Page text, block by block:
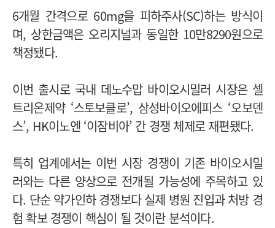
6개월 간격으로 60mg을 피하주사(SC)하는 방식이
며, 상한금액은 오리지널과 동일한 10만8290원으로
책정됐다.
이번 출시로 국내 데노수맙 바이오시밀러 시장은 셀
트리온제약 ‘스토보클로’, 삼성바이오에피스 ‘오보덴
스’, HK이노엔 ‘이잠비아’ 간 경쟁 체제로 재편됐다.
특히 업계에서는 이번 시장 경쟁이 기존 바이오시밀
러와는 다른 양상으로 전개될 가능성에 주목하고 있
다. 단순 약가인하 경쟁보다 실제 병원 진입과 처방 경
험 확보 경쟁이 핵심이 될 것이란 분석이다.